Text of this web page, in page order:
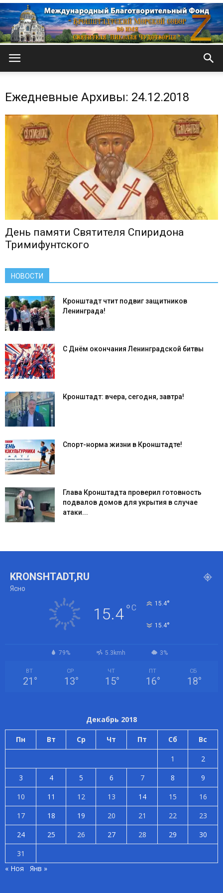
собор
Ежедневные Архивы: 24.12.2018
День памяти Святителя Спиридона
Тримифунтского
НОВОСТИ
Кронштадт чтит подвиг защитников
Ленинграда!
С Днём окончания Ленинградской битвы
Кронштадт: вчера, сегодня, завтра!
Спорт-норма жизни в Кронштадте!
Глава Кронштадта проверил готовность
подвалов домов для укрытия в случае
атаки...
KRONSHTADT,RU
Ясно
15.4°C 15.4°
15.4°
79% 5.3kmh 3%
ВТ
21 °
СР
13°
ЧТ
15°
ПТ
16°
СБ
18°
Декабрь 2018
Пн Вт Ср Чт Пт Сб Вс
1
2
3
4 5 6 7 8
9
10
11 12 13 14 15
16
17
18 19 20 21 22
23
24
25 26 27 28 29
30
31
« Ноя
Янв »